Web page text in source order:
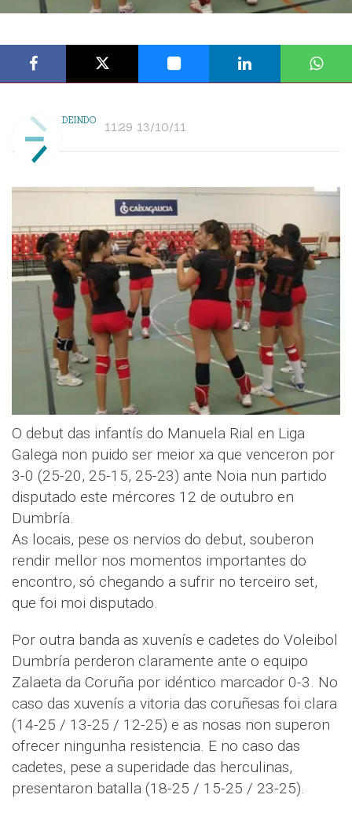
DEINDO 11:29 13/10/11
O debut das infantís do Manuela Rial en Liga
Galega non puido ser meior xa que venceron por
3-0 (25-20, 25-15, 25-23) ante Noia nun partido
disputado este mércores 12 de outubro en
Dumbría.
As locais, pese os nervios do debut, souberon
rendir mellor nos momentos importantes do
encontro, só chegando a sufrir no terceiro set,
que foi moi disputado.
Por outra banda as xuvenís e cadetes do Voleibol
Dumbría perderon claramente ante o equipo
Zalaeta da Coruña por idéntico marcador 0-3. No
caso das xuvenís a vitoria das coruñesas foi clara
(14-25 / 13-25 / 12-25) e as nosas non superon
ofrecer ningunha resistencia. E no caso das
cadetes, pese a superidade das herculinas,
presentaron batalla (18-25 / 15-25 / 23-25).